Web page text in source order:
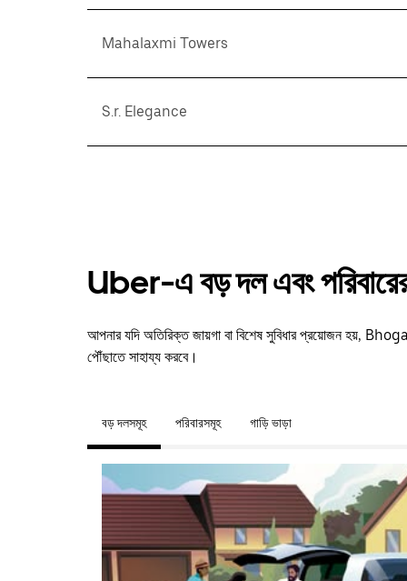
Mahalaxmi Towers
S.r. Elegance
Uber-এ বড় দল এবং
আপনার যদি অতিরিক্ত জায়গা বা বিশেষ সুবিধার প্রয়োজন হয়,
পৌঁছাতে সাহায্য করবে।
বড় দলসমূহ পরিবারসমূহ গাড়ি ভাড়া